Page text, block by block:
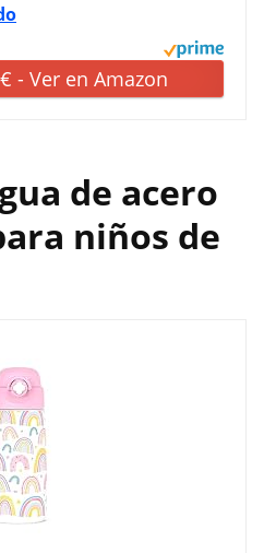
- Ver en Amazon
de acero
niños de